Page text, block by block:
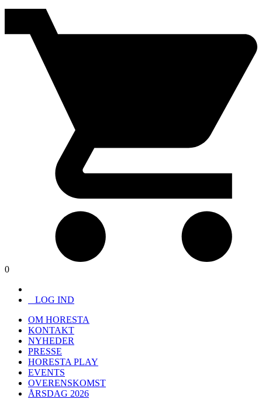
0
LOG IND
OM HORESTA
KONTAKT
NYHEDER
PRESSE
HORESTA PLAY
EVENTS
OVERENSKOMST
ÅRSDAG 2026